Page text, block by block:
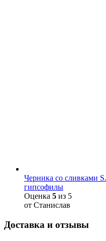
Черника со сливками
гипсофилы
Оценка 5 из 5
от Станислав
Доставка и отзывы